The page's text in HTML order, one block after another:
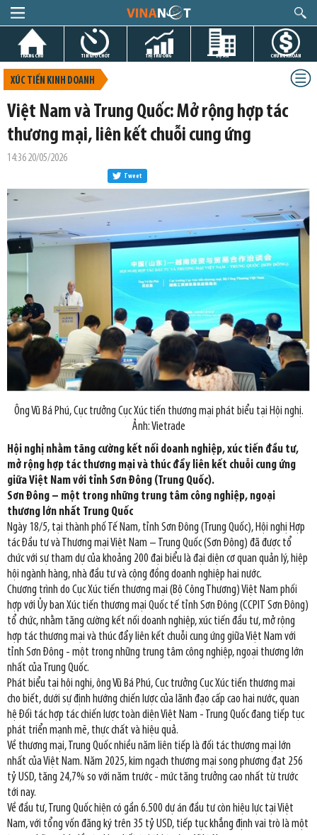
TRANG CHỦ TIN GIỜ CHÓT THỊ TRƯỜNG DỰ ÁN CHỨNG KHOÁN
XÚC TIẾN KINH DOANH
Việt Nam và Trung Quốc: Mở rộng hợp tác
thương mại, liên kết chuỗi cung ứng
14:36 20/05/2026
Tweet
Ông Vũ Bá Phú, Cục trưởng Cục Xúc tiến thương mại phát biểu tại Hội nghị.
Ảnh: Vietrade
Hội nghị nhằm tăng cường kết nối doanh nghiệp, xúc tiến đầu tư,
mở rộng hợp tác thương mại và thúc đẩy liên kết chuỗi cung ứng
giữa Việt Nam với tỉnh Sơn Đông (Trung Quốc).
Sơn Đông – một trong những trung tâm công nghiệp, ngoại
thương lớn nhất Trung Quốc
Ngày 18/5, tại thành phố Tế Nam, tỉnh Sơn Đông (Trung Quốc), Hội nghị Hợp
tác Đầu tư và Thương mại Việt Nam – Trung Quốc (Sơn Đông) đã được tổ
chức với sự tham dự của khoảng 200 đại biểu là đại diện cơ quan quản lý, hiệp
hội ngành hàng, nhà đầu tư và cộng đồng doanh nghiệp hai nước.
Chương trình do Cục Xúc tiến thương mại (Bộ Công Thương) Việt Nam phối
hợp với Ủy ban Xúc tiến thương mại Quốc tế tỉnh Sơn Đông (CCPIT Sơn Đông)
tổ chức, nhằm tăng cường kết nối doanh nghiệp, xúc tiến đầu tư, mở rộng
hợp tác thương mại và thúc đẩy liên kết chuỗi cung ứng giữa Việt Nam với
tỉnh Sơn Đông - một trong những trung tâm công nghiệp, ngoại thương lớn
nhất của Trung Quốc.
Phát biểu tại hội nghị, ông Vũ Bá Phú, Cục trưởng Cục Xúc tiến thương mại
cho biết, dưới sự định hướng chiến lược của lãnh đạo cấp cao hai nước, quan
hệ Đối tác hợp tác chiến lược toàn diện Việt Nam - Trung Quốc đang tiếp tục
phát triển mạnh mẽ, thực chất và hiệu quả.
Về thương mại, Trung Quốc nhiều năm liên tiếp là đối tác thương mại lớn
nhất của Việt Nam. Năm 2025, kim ngạch thương mại song phương đạt 256
tỷ USD, tăng 24,7% so với năm trước - mức tăng trưởng cao nhất từ trước
tới nay.
Về đầu tư, Trung Quốc hiện có gần 6.500 dự án đầu tư còn hiệu lực tại Việt
Nam, với tổng vốn đăng ký trên 35 tỷ USD, tiếp tục khẳng định vai trò là một